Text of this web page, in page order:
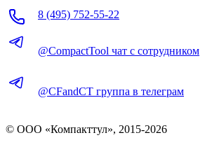
8 (495) 752-55-22
@CompactTool чат с сотрудником
@CFandCT группа в телеграм
© OOO «Компакттул», 2015-2026